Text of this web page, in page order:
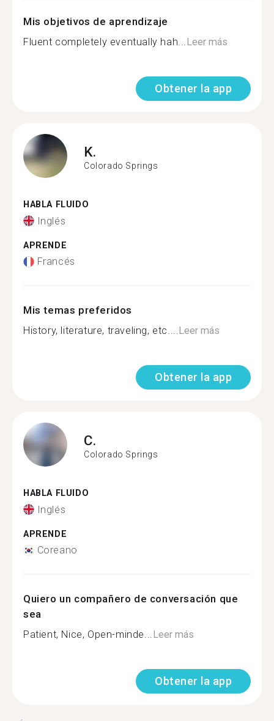
Mis objetivos de aprendizaje
Fluent completely eventually hah...Leer más
Obtener la app
K.
Colorado Springs
HABLA FLUIDO
Inglés
APRENDE
Francés
Mis temas preferidos
History, literature, traveling, etc....Leer más
Obtener la app
C.
Colorado Springs
HABLA FLUIDO
Inglés
APRENDE
Coreano
Quiero un compañero de conversación que
sea
Patient, Nice, Open-minde...Leer más
Obtener la app